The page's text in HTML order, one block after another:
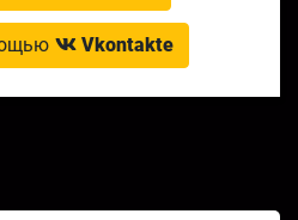
Vkontakte